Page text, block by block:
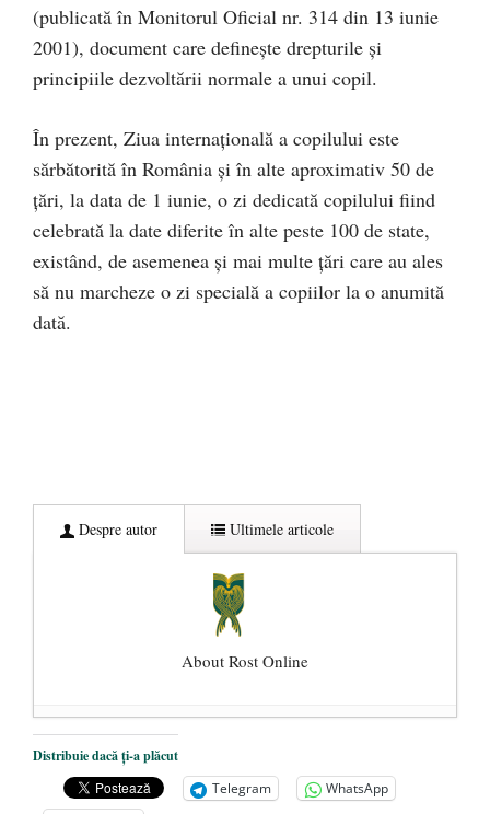
(publicată în Monitorul Oficial nr. 314 din 13 iunie
2001), document care definește drepturile și
principiile dezvoltării normale a unui copil.
În prezent, Ziua internaţională a copilului este
sărbătorită în România şi în alte aproximativ 50 de
ţări, la data de 1 iunie, o zi dedicată copilului fiind
celebrată la date diferite în alte peste 100 de state,
existând, de asemenea şi mai multe ţări care au ales
să nu marcheze o zi specială a copiilor la o anumită
dată.
Despre autor Ultimele articole
About Rost Online
Dezvăluiri cutremurătoare despre
președintele Ucrainei, Volodymyr
Zelensky
- 13 mai 2026
Distribuie dacă ți-a plăcut
Telegram
WhatsApp